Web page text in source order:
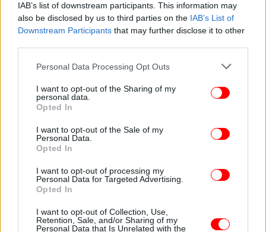
IAB’s list of downstream participants. This information may
also be disclosed by us to third parties on the IAB’s List of
Downstream Participants that may further disclose it to other
Please note that this website/app uses one or more Google
not limited to your visit or usage behaviour. You may click to
grant or deny consent to Google and its third-party tags to
use your data for below specified purposes in below Google
consent section.
Personal Data Processing Opt Outs
I want to opt-out of the Sharing of my
personal data.
Opted In
I want to opt-out of the Sale of my
Personal Data.
Opted In
I want to opt-out of processing my
Personal Data for Targeted Advertising.
Opted In
I want to opt-out of Collection, Use,
Retention, Sale, and/or Sharing of my
Personal Data that Is Unrelated with the
στη Δυτική Αττική -«Από τα ισχυρότερα των
τελευταίων 50 ετών» λέει ο Κολυδάς